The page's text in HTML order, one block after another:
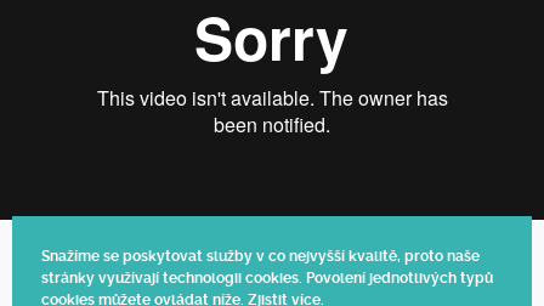
Snažíme se poskytovat služby v co nejvyšší kvalitě, proto naše
stránky využívají technologii cookies. Povolení jednotlivých typů
cookies můžete ovládat níže. Zjistit více.
Web vytvořil Polagraph